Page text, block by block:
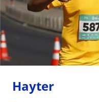
Hayter